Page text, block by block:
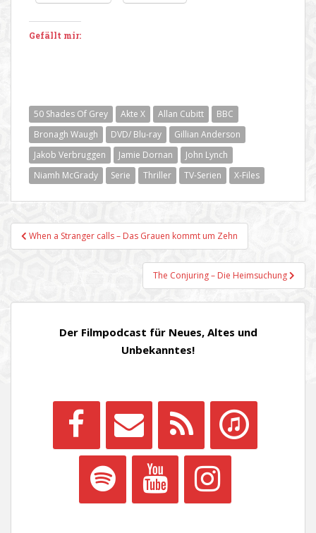
Gefällt mir:
50 Shades Of Grey Akte X Allan Cubitt
BBC
Bronagh Waugh
DVD/ Blu-ray
Gillian Anderson
Jakob Verbruggen
Jamie Dornan
John Lynch
Niamh McGrady
Serie Thriller TV-Serien X-Files
Beitragsnavigation
When a Stranger calls – Das Grauen kommt um Zehn
The Conjuring – Die Heimsuchung
Der Filmpodcast für Neues, Altes und
Unbekanntes!